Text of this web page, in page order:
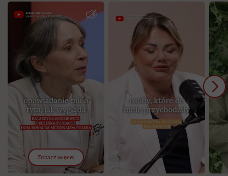
Zobacz więcej